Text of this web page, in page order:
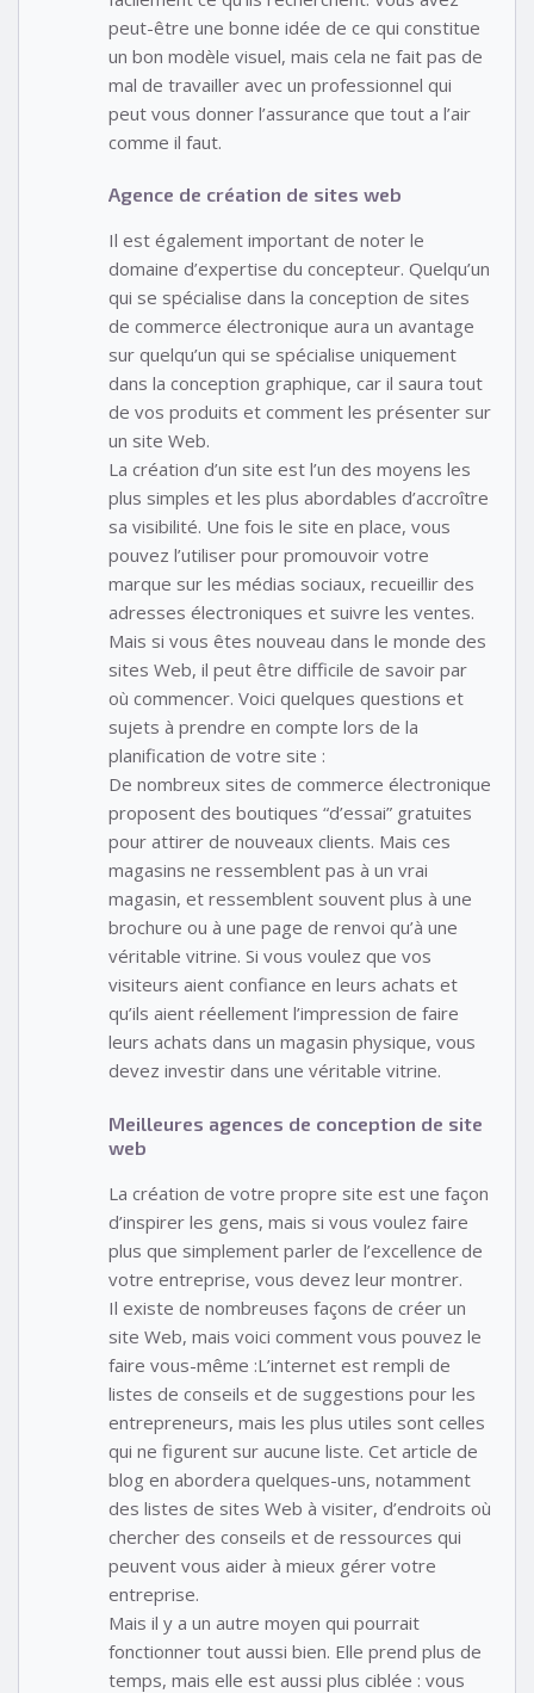
peut-être une bonne idée de ce qui constitue
un bon modèle visuel, mais cela ne fait pas de
mal de travailler avec un professionnel qui
peut vous donner l’assurance que tout a l’air
comme il faut.
Agence de création de sites web
Il est également important de noter le
domaine d’expertise du concepteur. Quelqu’un
qui se spécialise dans la conception de sites
de commerce électronique aura un avantage
sur quelqu’un qui se spécialise uniquement
dans la conception graphique, car il saura tout
de vos produits et comment les présenter sur
un site Web.
La création d’un site est l’un des moyens les
plus simples et les plus abordables d’accroître
sa visibilité. Une fois le site en place, vous
pouvez l’utiliser pour promouvoir votre
marque sur les médias sociaux, recueillir des
adresses électroniques et suivre les ventes.
Mais si vous êtes nouveau dans le monde des
sites Web, il peut être difficile de savoir par
où commencer. Voici quelques questions et
sujets à prendre en compte lors de la
planification de votre site :
De nombreux sites de commerce électronique
proposent des boutiques “d’essai” gratuites
pour attirer de nouveaux clients. Mais ces
magasins ne ressemblent pas à un vrai
magasin, et ressemblent souvent plus à une
brochure ou à une page de renvoi qu’à une
véritable vitrine. Si vous voulez que vos
visiteurs aient confiance en leurs achats et
qu’ils aient réellement l’impression de faire
leurs achats dans un magasin physique, vous
devez investir dans une véritable vitrine.
Meilleures agences de conception de site
web
La création de votre propre site est une façon
d’inspirer les gens, mais si vous voulez faire
plus que simplement parler de l’excellence de
votre entreprise, vous devez leur montrer.
Il existe de nombreuses façons de créer un
site Web, mais voici comment vous pouvez le
faire vous-même :L’internet est rempli de
listes de conseils et de suggestions pour les
entrepreneurs, mais les plus utiles sont celles
qui ne figurent sur aucune liste. Cet article de
blog en abordera quelques-uns, notamment
des listes de sites Web à visiter, d’endroits où
chercher des conseils et de ressources qui
peuvent vous aider à mieux gérer votre
entreprise.
Mais il y a un autre moyen qui pourrait
fonctionner tout aussi bien. Elle prend plus de
temps, mais elle est aussi plus ciblée : vous